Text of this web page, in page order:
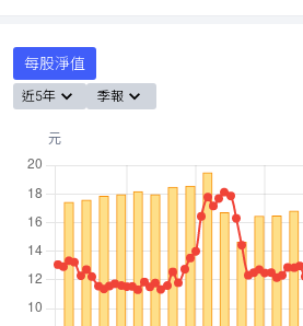
每股淨值
近5年 季報